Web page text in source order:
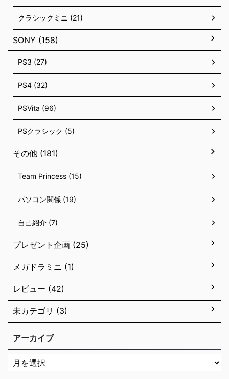
クラシックミニ (21)
SONY (158)
PS3 (27)
PS4 (32)
PSVita (96)
PSクラシック (5)
その他 (181)
Team Princess (15)
パソコン関係 (19)
自己紹介 (7)
プレゼント企画 (25)
メガドラミニ (1)
レビュー (42)
未カテゴリ (3)
アーカイブ